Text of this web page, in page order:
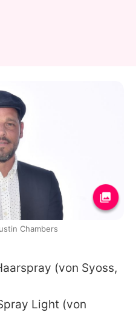
(von Syoss,
Light (von
Chambers